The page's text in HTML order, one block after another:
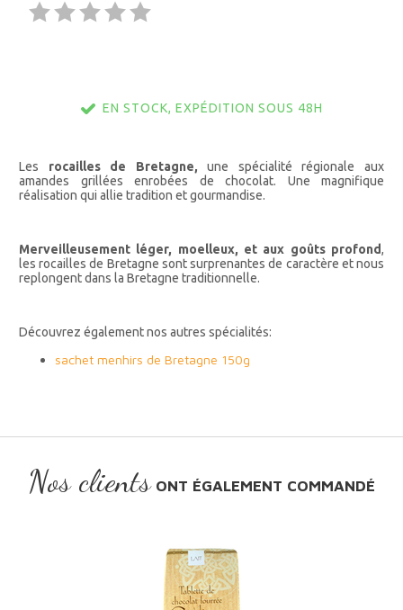
EN STOCK, EXPÉDITION SOUS 48H
Les rocailles de Bretagne, une spécialité régionale aux
amandes grillées enrobées de chocolat. Une magnifique
réalisation qui allie tradition et gourmandise.
Merveilleusement léger, moelleux, et aux goûts profond,
les rocailles de Bretagne sont surprenantes de caractère et nous
replongent dans la Bretagne traditionnelle.
Découvrez également nos autres spécialités:
sachet menhirs de Bretagne 150g
Nos clientsONT ÉGALEMENT COMMANDÉ